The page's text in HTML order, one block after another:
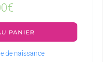
€
PANIER
de naissance